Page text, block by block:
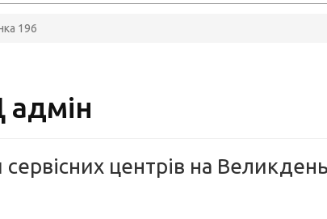
196
адмін
сервісних центрів на Великдень